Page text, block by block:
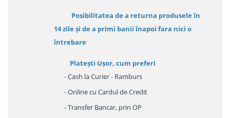
Posibilitatea de a returna produsele în
14 zileși de a primi banii înapoi fara nici o
întrebare
Platești Ușor, cum preferi
- Cash la Curier - Ramburs
- Online cu Cardul de Credit
- Transfer Bancar, prin OP